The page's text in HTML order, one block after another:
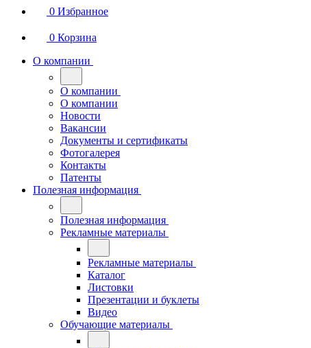
0 Избранное
0 Корзина
О компании
О компании
О компании
Новости
Вакансии
Документы и сертификаты
Фотогалерея
Контакты
Патенты
Полезная информация
Полезная информация
Рекламные материалы
Рекламные материалы
Каталог
Листовки
Презентации и буклеты
Видео
Обучающие материалы